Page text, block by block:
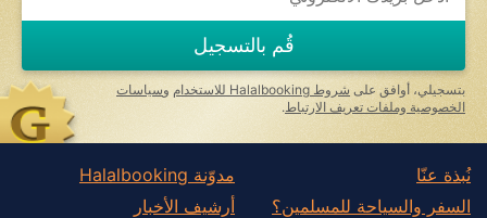
قُم بالتسجيل
بتسجيلي، أوافق على شروط Halalbooking للاستخدام وسياسات
الخصوصية وملفات تعريف الارتباط .
نُبذة عنّا
السفر والسياحة للمسلمين؟
مدوّنة Halalbooking
أرشيف الأخبار